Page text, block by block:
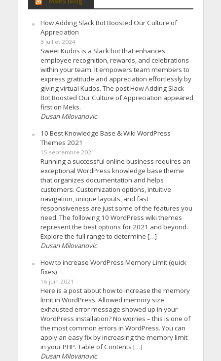
How Adding Slack Bot Boosted Our Culture of
Appreciation
3 juillet 2024
Sweet Kudos is a Slack bot that enhances
employee recognition, rewards, and celebrations
within your team. It empowers team members to
express gratitude and appreciation effortlessly by
giving virtual Kudos. The post How Adding Slack
Bot Boosted Our Culture of Appreciation appeared
first on Meks.
Dusan Milovanovic
10 Best Knowledge Base & Wiki WordPress
Themes 2021
15 septembre 2021
Running a successful online business requires an
exceptional WordPress knowledge base theme
that organizes documentation and helps
customers. Customization options, intuitive
navigation, unique layouts, and fast
responsiveness are just some of the features you
need. The following 10 WordPress wiki themes
represent the best options for 2021 and beyond.
Explore the full range to determine […]
Dusan Milovanovic
How to increase WordPress Memory Limit (quick
fixes)
16 juin 2021
Here is a post about how to increase the memory
limit in WordPress. Allowed memory size
exhausted error message showed up in your
WordPress installation? No worries – this is one of
the most common errors in WordPress. You can
apply an easy fix by increasing the memory limit
in your PHP. Table of Contents […]
Dusan Milovanovic